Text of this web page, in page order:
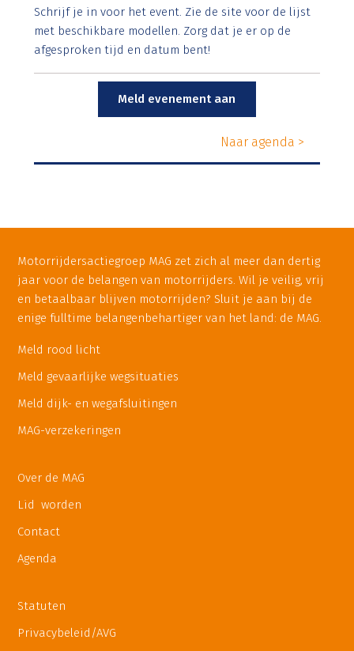
Schrijf je in voor het event. Zie de site voor de lijst
met beschikbare modellen. Zorg dat je er op de
afgesproken tijd en datum bent!
Meld evenement aan
Naar agenda >
Meld rood licht
Meld gevaarlijke wegsituaties
Meld dijk- en wegafsluitingen
MAG-verzekeringen
Over de MAG
Lid worden
Contact
Agenda
Statuten
Privacybeleid/AVG
Motorrijdersactiegroep MAG zet zich al meer dan dertig
jaar voor de belangen van motorrijders. Wil je veilig, vrij
en betaalbaar blijven motorrijden? Sluit je aan bij de
enige fulltime belangenbehartiger van het land: de MAG.